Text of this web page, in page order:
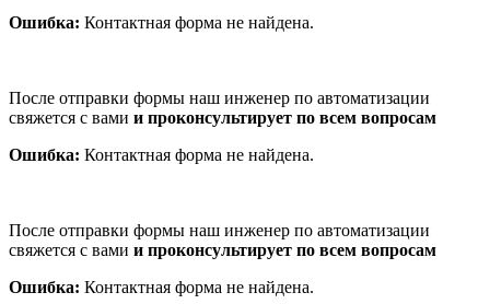
Ошибка: Контактная форма не найдена.
После отправки формы наш инженер по автоматизации
свяжется с вами и проконсультирует по всем вопросам
Ошибка: Контактная форма не найдена.
После отправки формы наш инженер по автоматизации
свяжется с вами и проконсультирует по всем вопросам
Ошибка: Контактная форма не найдена.